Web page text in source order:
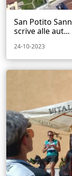
San Potito
scrive alle aut...
24-10-2023